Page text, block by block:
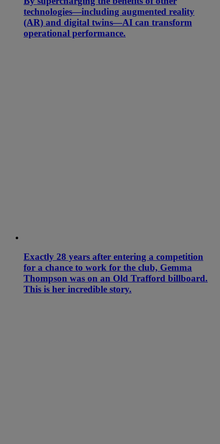
technologies—including augmented reality
(AR) and digital twins—AI can transform
operational performance.
Exactly 28 years after entering a competition
for a chance to work for the club, Gemma
Thompson was on an Old Trafford billboard.
This is her incredible story.